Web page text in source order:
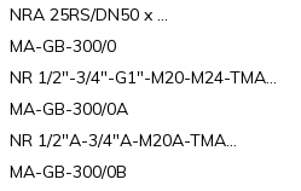
NRA 25RS/DN50 x …
MA-GB-300/0
NR 1/2″-3/4″-G1″-M20-M24-TMA…
MA-GB-300/0A
NR 1/2″A-3/4″A-M20A-TMA…
MA-GB-300/0B